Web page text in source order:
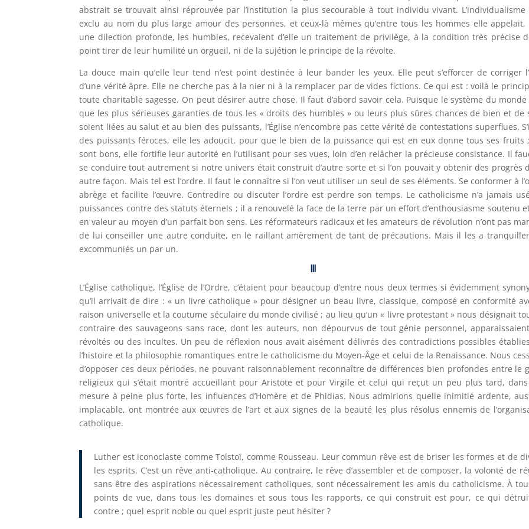
abstrait se trouvait ainsi réprouvée par l’institution la plus secourable à tout individu vivant. L’individualisme
exclu au nom du plus large amour des personnes, et ceux-là mêmes qu’entre tous les hommes elle appelait,
une dilection profonde, les humbles, recevaient d’elle un traitement de privilège, à la condition très précise
point tirer de leur humilité un orgueil, ni de la sujétion le principe de la révolte.
La douce main qu’elle leur tend n’est point destinée à leur bander les yeux. Elle peut s’efforcer de corriger
d’une vérité âpre. Elle ne cherche pas à la nier ni à la remplacer par de vides fictions. Ce qui est : voilà le
toute charitable sagesse. On peut désirer autre chose. Il faut d’abord savoir cela. Puisque le système du
que les plus sérieuses garanties de tous les « droits des humbles » ou leurs plus sûres chances de bien et de
soient liées au salut et au bien des puissants, l’Église n’encombre pas cette vérité de contestations superflues.
des puissants féroces, elle les adoucit, pour que le bien de la puissance qui est en eux donne tous ses fruits ;
sont bons, elle fortifie leur autorité en l’utilisant pour ses vues, loin d’en relâcher la précieuse consistance. Il
se conduire tout autrement si notre univers était construit d’autre sorte et si l’on pouvait y obtenir des progrès
autre façon. Mais tel est l’ordre. Il faut le connaître si l’on veut utiliser un seul de ses éléments. Se conformer à
abrège et facilite l’œuvre. Contredire ou discuter l’ordre est perdre son temps. Le catholicisme n’a jamais
puissances contre des statuts éternels ; il a renouvelé la face de la terre par un effort d’enthousiasme soutenu
en valeur au moyen d’un parfait bon sens. Les réformateurs radicaux et les amateurs de révolution n’ont pas
de lui conseiller une autre conduite, en le raillant amèrement de tant de précautions. Mais il les a
excommuniés un par un.
III
L’Église catholique, l’Église de l’Ordre, c’étaient pour beaucoup d’entre nous deux termes si évidemment
qu’il arrivait de dire : « un livre catholique » pour désigner un beau livre, classique, composé en conformité
raison universelle et la coutume séculaire du monde civilisé ; au lieu qu’un « livre protestant » nous désignait
contraire des sauvageons sans race, dont les auteurs, non dépourvus de tout génie personnel,
révoltés ou des incultes. Un peu de réflexion nous avait aisément délivrés des contradictions possibles
l’histoire et la philosophie romantiques entre le catholicisme du Moyen-Âge et celui de la Renaissance. Nous
d’opposer ces deux périodes, ne pouvant raisonnablement reconnaître de différences bien profondes entre le
religieux qui s’était montré accueillant pour Aristote et pour Virgile et celui qui reçut un peu plus tard,
mesure à peine plus forte, les influences d’Homère et de Phidias. Nous admirions quelle inimitié ardente,
implacable, ont montrée aux œuvres de l’art et aux signes de la beauté les plus résolus ennemis de
catholique.
Luther est iconoclaste comme Tolstoï, comme Rousseau. Leur commun rêve est de briser les formes et de
les esprits. C’est un rêve anti-catholique. Au contraire, le rêve d’assembler et de composer, la volonté de
sans être des aspirations nécessairement catholiques, sont nécessairement les amis du catholicisme. À
points de vue, dans tous les domaines et sous tous les rapports, ce qui construit est pour, ce qui
contre ; quel esprit noble ou quel esprit juste peut hésiter ?